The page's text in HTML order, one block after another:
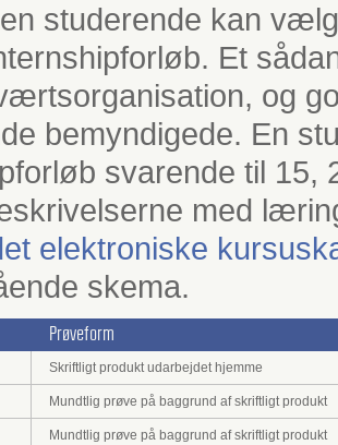
studerende kan
Et
og
bemyndigede. En
svarende til 15,
med
elektroniske
skema.
Prøveform
Skriftligt produkt udarbejdet hjemme
Mundtlig prøve på baggrund af skriftligt produkt
Mundtlig prøve på baggrund af skriftligt produkt